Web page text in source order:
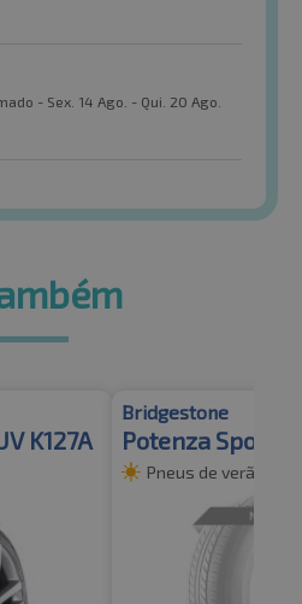
- Sex. 14 Ago. - Qui. 20 Ago.
K127A
Bridgestone
Potenza Sport
Pneus de verão